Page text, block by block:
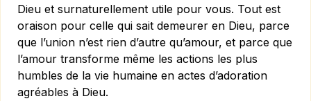
Dieu et surnaturellement utile pour vous. Tout est
oraison pour celle qui sait demeurer en Dieu, parce
que l’union n’est rien d’autre qu’amour, et parce que
l’amour transforme même les actions les plus
humbles de la vie humaine en actes d’adoration
agréables à Dieu.